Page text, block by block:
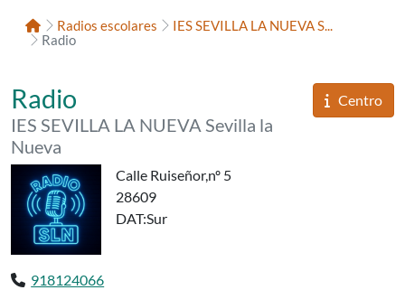
InicioRadios escolares
IES SEVILLA LA NUEVA S...
Radio
del
Centro
«RADIO SLN»,
Radio
IES SEVILLA LA NUEVA Sevilla la
Nueva
Calle Ruiseñor,nº 5
28609
DAT:Sur
Teléfono:
918124066